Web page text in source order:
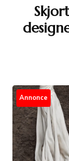
Annonce